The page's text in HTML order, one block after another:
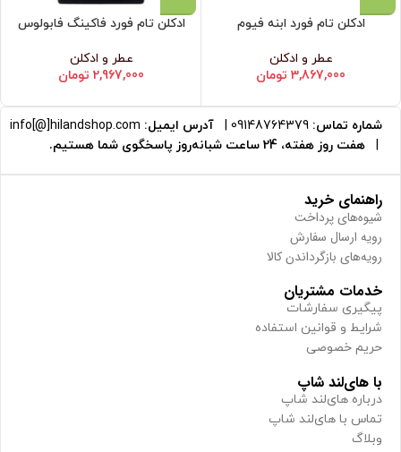
ادکلن تام فورد ابنه فیوم
عطر و ادکلن
3,867,000 تومان
ادکلن تام فورد فاکینگ فابولوس
عطر و ادکلن
2,967,000 تومان
شماره تماس: 09148764379 آدرس ایمیل: info[@]hilandshop.com
هفت روز هفته، 24 ساعت شبانه‌روز پاسخگوی شما هستیم.
راهنمای خرید
شیوه‌های پرداخت
رویه ارسال سفارش
رویه‌های بازگرداندن کالا
خدمات مشتریان
پیگیری سفارشات
شرایط و قوانین استفاده
حریم خصوصی
با های‌لند شاپ
درباره های‌لند شاپ
تماس با های‌لند شاپ
وبلاگ